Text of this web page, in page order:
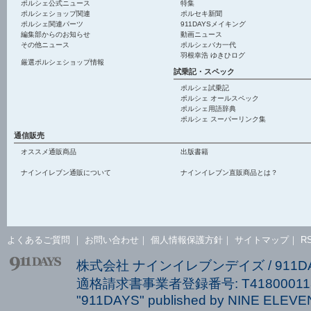
ポルシェ公式ニュース
ポルシェショップ関連
ポルシェ関連パーツ
編集部からのお知らせ
その他ニュース
厳選ポルシェショップ情報
特集
ポルセキ新聞
911DAYSメイキング
動画ニュース
ポルシェバカ一代
羽根幸浩 ゆきひログ
試乗記・スペック
ポルシェ試乗記
ポルシェ オールスペック
ポルシェ用語辞典
ポルシェ スーパーリンク集
通信販売
オススメ通販商品 出版書籍
ナインイレブン通販について ナインイレブン直販商品とは？
よくあるご質問 お問い合わせ 個人情報保護方針 サイトマップ｜
株式会社 ナインイレブンデイズ /
適格請求書事業者登録番号:
"911DAYS" published by NINE